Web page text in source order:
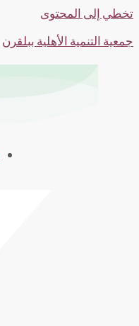
تخطي إلى المحتوى
جمعية التنمية الأهلية ببلقرن